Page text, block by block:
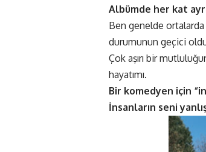
Albümde her kat
Ben genelde
durumunun geçici
Çok aşırı bir
hayatımı.
Bir komedyen için
İnsanların seni